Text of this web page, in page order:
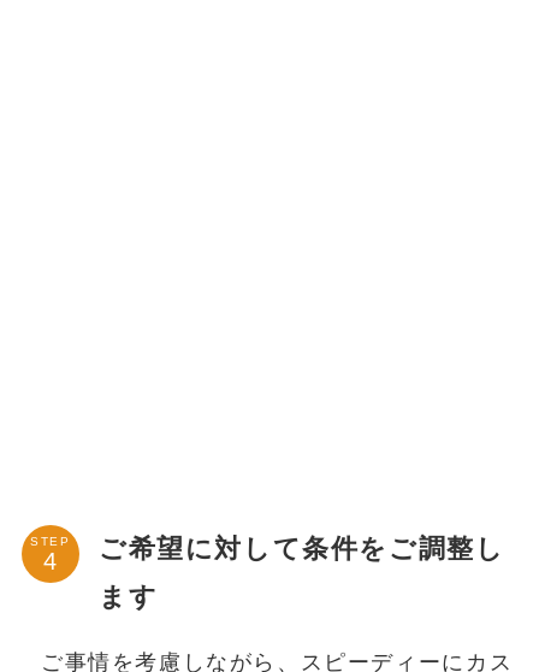
STEP
ご希望に対して条件をご調整し
ます
ご事情を考慮しながら、スピーディーにカス